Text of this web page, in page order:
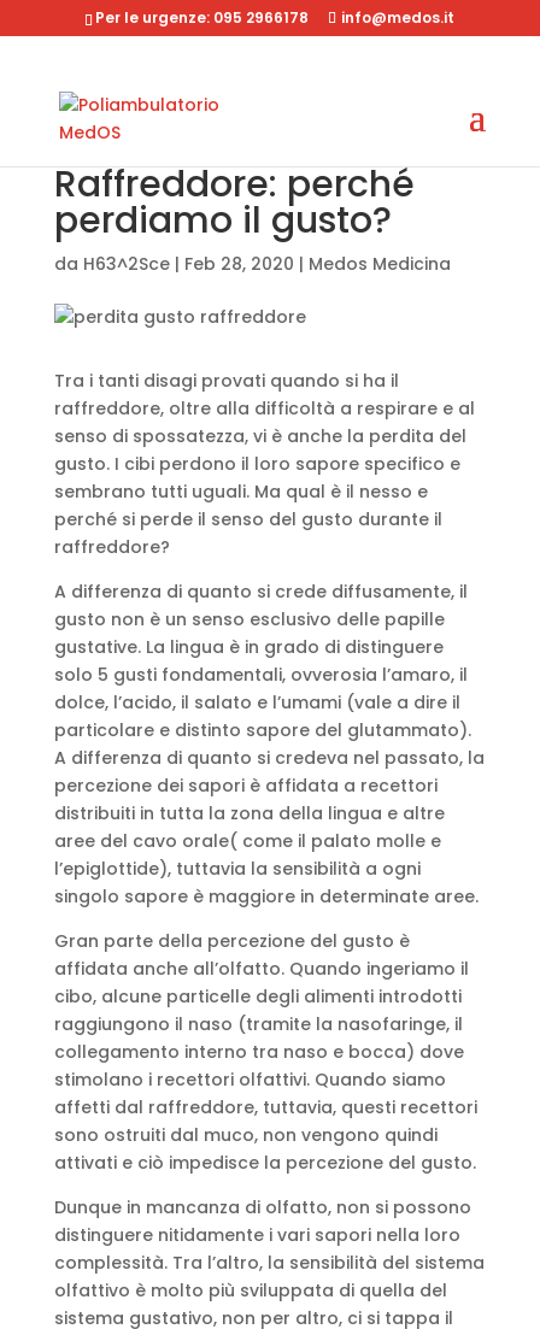
Per le urgenze: 095 2966178 info@medos.it
Raffreddore: perché
perdiamo il gusto?
da H63^2Sce| Feb 28, 2020 | Medos Medicina
Tra i tanti disagi provati quando si ha il
raffreddore, oltre alla difficoltà a respirare e al
senso di spossatezza, vi è anche la perdita del
gusto. I cibi perdono il loro sapore specifico e
sembrano tutti uguali. Ma qual è il nesso e
perché si perde il senso del gusto durante il
raffreddore?
A differenza di quanto si crede diffusamente, il
gusto non è un senso esclusivo delle papille
gustative. La lingua è in grado di distinguere
solo 5 gusti fondamentali, ovverosia l’amaro, il
dolce, l’acido, il salato e l’umami (vale a dire il
particolare e distinto sapore del glutammato).
A differenza di quanto si credeva nel passato, la
percezione dei sapori è affidata a recettori
distribuiti in tutta la zona della lingua e altre
aree del cavo orale( come il palato molle e
l’epiglottide), tuttavia la sensibilità a ogni
singolo sapore è maggiore in determinate aree.
Gran parte della percezione del gusto è
affidata anche all’olfatto. Quando ingeriamo il
cibo, alcune particelle degli alimenti introdotti
raggiungono il naso (tramite la nasofaringe, il
collegamento interno tra naso e bocca) dove
stimolano i recettori olfattivi. Quando siamo
affetti dal raffreddore, tuttavia, questi recettori
sono ostruiti dal muco, non vengono quindi
attivati e ciò impedisce la percezione del gusto.
Dunque in mancanza di olfatto, non si possono
distinguere nitidamente i vari sapori nella loro
complessità. Tra l’altro, la sensibilità del sistema
olfattivo è molto più sviluppata di quella del
sistema gustativo, non per altro, ci si tappa il